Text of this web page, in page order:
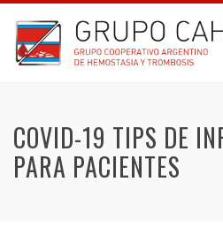
COVID-19 TIPS DE
PARA PACIENTES